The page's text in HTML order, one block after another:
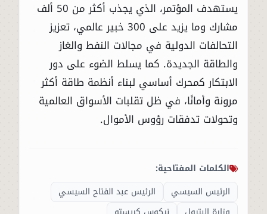
يستهدف المؤتمر، الذي يجذب أكثر من 50 ألف
مشارك وما يزيد على 300 خبير عالمي، تعزيز
التحالفات الدولية في مجالات النفط والغاز
والطاقة الجديدة. كما يسلط الضوء على دور
الابتكار كمحرك أساسي لبناء أنظمة طاقة أكثر
مرونة وأمانًا، في ظل تقلبات الأسواق العالمية
وتحولات تدفقات رؤوس الأموال.
الكلمات المفتاحية:
الرئيس السيسي
الرئيس عبد الفتاح السيسي